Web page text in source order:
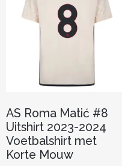
AS Roma Matić #8
Uitshirt 2023-2024
Voetbalshirt met
Korte Mouw